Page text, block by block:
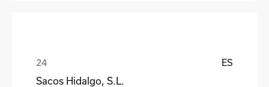
ES
Sacos Hidalgo, S.L.